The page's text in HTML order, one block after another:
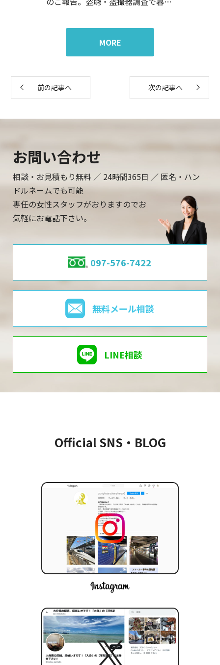
MORE
前の記事へ 次の記事へ
お問い合わせ
相談・お見積もり無料 ／ 24時間365日 ／ 匿名・ハン
ドルネームでも可能
専任の女性スタッフがおりますのでお
気軽にお電話下さい。
097-576-7422
無料メール相談
LINE相談
Official SNS・BLOG